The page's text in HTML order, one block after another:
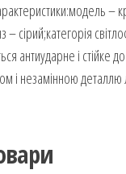
–
– сірий;категорія
антиударне і стійке
і незамінною деталлю